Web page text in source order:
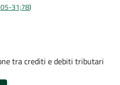
31;78)
tra crediti e debiti tributari